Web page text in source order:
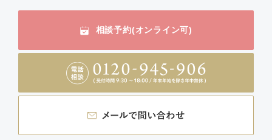
相談予約(オンライン可)